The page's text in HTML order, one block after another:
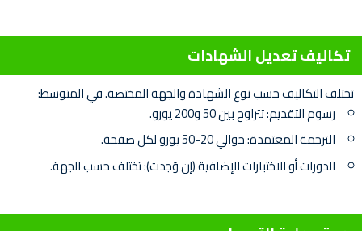
تكاليف تعديل الشهادات
تختلف التكاليف حسب نوع الشهادة والجهة المختصة. في المتوسط:
رسوم التقديم: تتراوح بين 50 و200 يورو.
الترجمة المعتمدة: حوالي 20-50 يورو لكل صفحة.
الدورات أو الاختبارات الإضافية (إن وُجدت): تختلف حسب الجهة.